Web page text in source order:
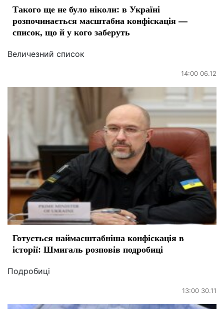
Такого ще не було ніколи: в Україні
розпочинається масштабна конфіскація —
список, що й у кого заберуть
Величезний список
14:00 06.12
Готується наймасштабніша конфіскація в
історії: Шмигаль розповів подробиці
Подробиці
13:00 30.11